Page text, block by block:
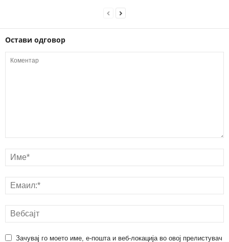
Остави одговор
Зачувај го моето име, е-пошта и веб-локација во овој прелистувач